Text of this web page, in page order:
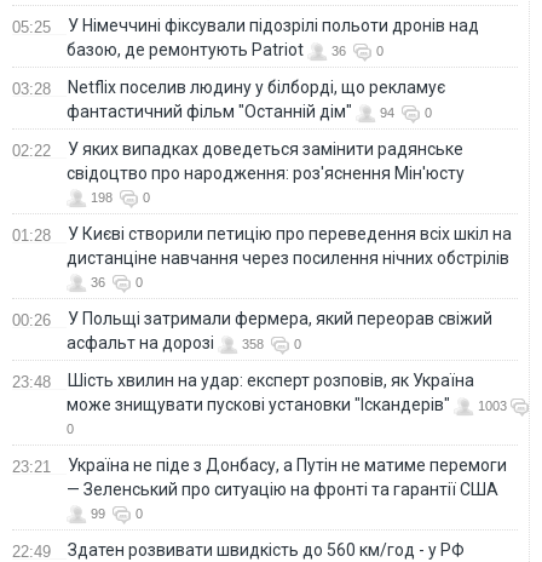
05:25
У Німеччині фіксували підозрілі польоти дронів над
базою, де ремонтують Patriot
36 0
03:28
Netflix поселив людину у білборді, що рекламує
фантастичний фільм "Останній дім"
94 0
02:22
У яких випадках доведеться замінити радянське
свідоцтво про народження: роз'яснення Мін'юсту
198 0
01:28
У Києві створили петицію про переведення всіх шкіл на
дистанціне навчання через посилення нічних обстрілів
36 0
00:26
У Польщі затримали фермера, який переорав свіжий
асфальт на дорозі
358 0
23:48
Шість хвилин на удар: експерт розповів, як Україна
може знищувати пускові установки "Іскандерів"
1003
0
23:21
Україна не піде з Донбасу, а Путін не матиме перемоги
— Зеленський про ситуацію на фронті та гарантії США
99 0
22:49
Здатен розвивати швидкість до 560 км/год - у РФ